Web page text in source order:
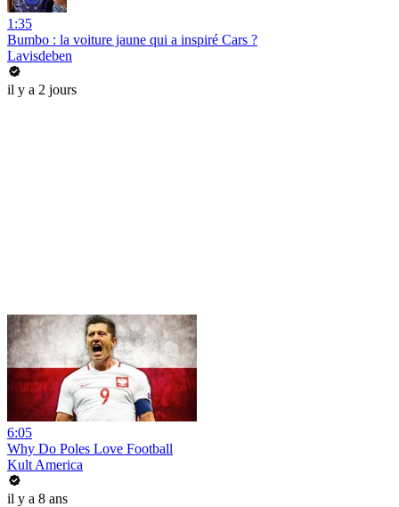
1:35
Bumbo : la voiture jaune qui a inspiré Cars ?
Lavisdeben
il y a 2 jours
6:05
Why Do Poles Love Football
Kult America
il y a 8 ans